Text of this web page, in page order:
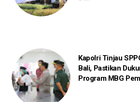
Kapolri Tinjau
Bali, Pastikan
Program MBG